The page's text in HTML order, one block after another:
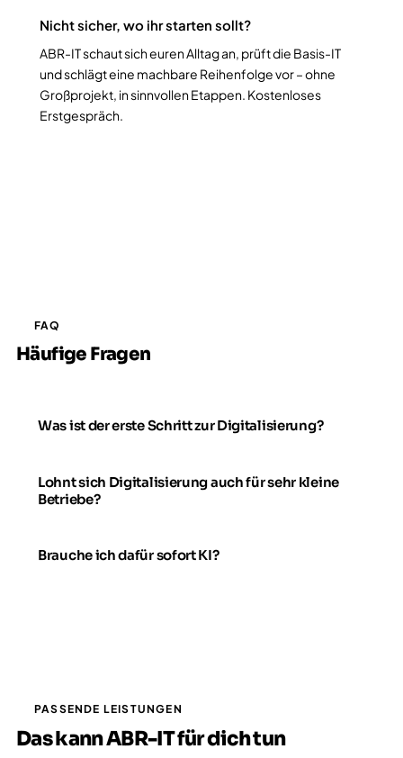
Nicht sicher, wo ihr starten sollt?
ABR-IT schaut sich euren Alltag an, prüft die Basis-IT
und schlägt eine machbare Reihenfolge vor – ohne
Großprojekt, in sinnvollen Etappen. Kostenloses
Erstgespräch.
FAQ
Häufige Fragen
Was ist der erste Schritt zur Digitalisierung?
Lohnt sich Digitalisierung auch für sehr kleine
Betriebe?
Brauche ich dafür sofort KI?
PASSENDE LEISTUNGEN
Das kann ABR-IT für dich tun